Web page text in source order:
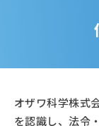
オザワ科学株式
を認識し、法令